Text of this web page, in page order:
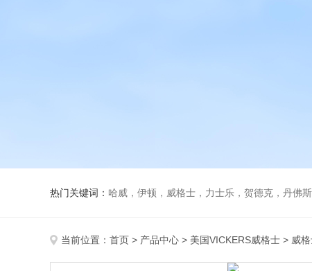
热门关键词： 哈威，伊顿，威格士，力士乐，贺德克，丹佛斯
当前位置： 首页 > 产品中心 > 美国VICKERS威格士 > 威